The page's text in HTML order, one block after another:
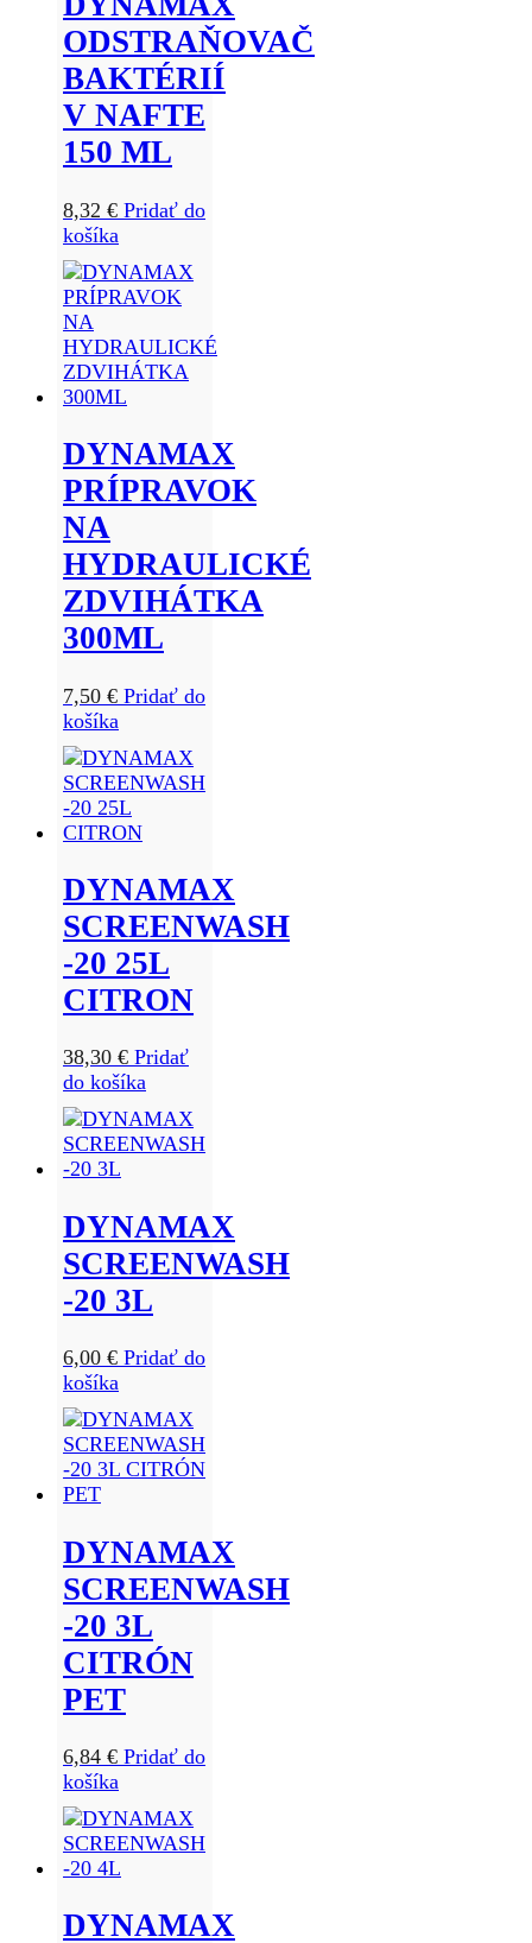
ODSTRAŇOVAČ
BAKTÉRIÍ
V NAFTE
150 ML
8,32 € Pridať do
košíka
DYNAMAX
PRÍPRAVOK
NA
HYDRAULICKÉ
ZDVIHÁTKA
300ML
7,50 € Pridať do
košíka
DYNAMAX
SCREENWASH
-20 25L
CITRON
38,30 € Pridať
do košíka
DYNAMAX
SCREENWASH
-20 3L
6,00 € Pridať do
košíka
DYNAMAX
SCREENWASH
-20 3L
CITRÓN
PET
6,84 € Pridať do
košíka
DYNAMAX